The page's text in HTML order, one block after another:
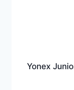
Yonex